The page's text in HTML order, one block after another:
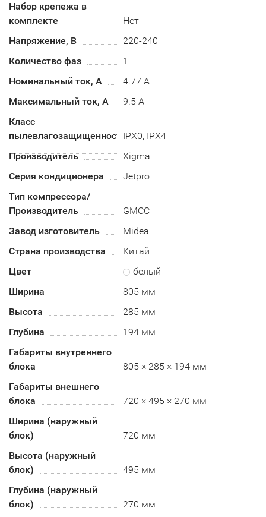
Набор крепежа в
комплекте
Нет
Напряжение, В
220-240
Количество фаз
1
Номинальный ток, А
4.77 А
Максимальный ток, А
9.5 А
Класс
пылевлагозащищенностиIPX0, IPX4
Производитель
Xigma
Серия кондиционера
Jetpro
Тип компрессора/
Производитель
GMCC
Завод изготовитель
Midea
Страна производства
Китай
Цвет
белый
Ширина
805 мм
Высота
285 мм
Глубина
194 мм
Габариты внутреннего
блока
805 × 285 × 194 мм
Габариты внешнего
блока
720 × 495 × 270 мм
Ширина (наружный
блок)
720 мм
Высота (наружный
блок)
495 мм
Глубина (наружный
блок)
270 мм